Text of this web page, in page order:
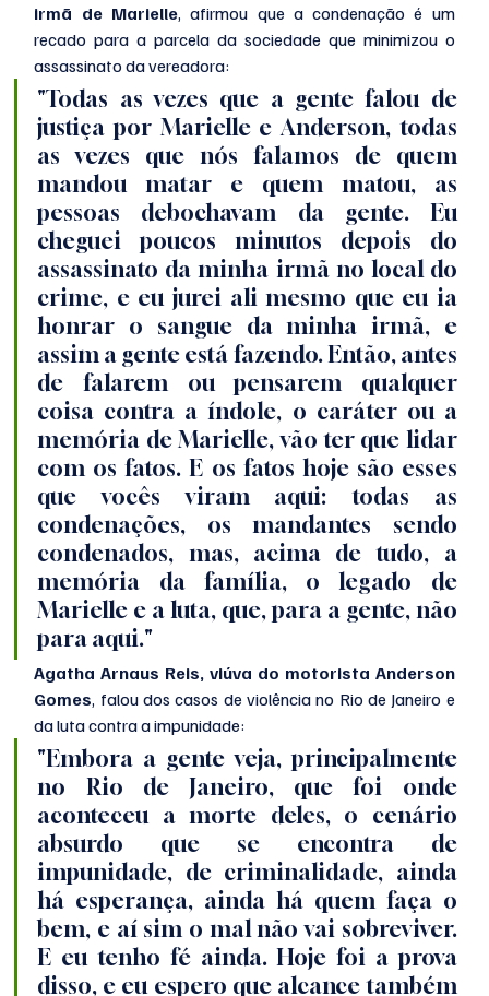
irmã de Marielle, afirmou que a condenação é um
recado para a parcela da sociedade que minimizou o
assassinato da vereadora:
"Todas as vezes que a gente falou de
justiça por Marielle e Anderson, todas
as vezes que nós falamos de quem
mandou matar e quem matou, as
pessoas debochavam da gente. Eu
cheguei poucos minutos depois do
assassinato da minha irmã no local do
crime, e eu jurei ali mesmo que eu ia
honrar o sangue da minha irmã, e
assim a gente está fazendo. Então, antes
de falarem ou pensarem qualquer
coisa contra a índole, o caráter ou a
memória de Marielle, vão ter que lidar
com os fatos. E os fatos hoje são esses
que vocês viram aqui: todas as
condenações, os mandantes sendo
condenados, mas, acima de tudo, a
memória da família, o legado de
Marielle e a luta, que, para a gente, não
para aqui."
Agatha Arnaus Reis, viúva do motorista Anderson
Gomes, falou dos casos de violência no Rio de Janeiro e
da luta contra a impunidade:
"Embora a gente veja, principalmente
no Rio de Janeiro, que foi onde
aconteceu a morte deles, o cenário
absurdo que se encontra de
impunidade, de criminalidade, ainda
há esperança, ainda há quem faça o
bem, e aí sim o mal não vai sobreviver.
E eu tenho fé ainda. Hoje foi a prova
disso, e eu espero que alcance também